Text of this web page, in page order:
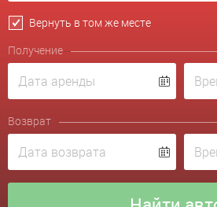
Вернуть в том же месте
Получение
Возврат